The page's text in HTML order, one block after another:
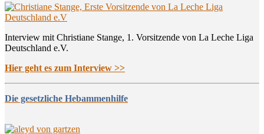
Interview mit Christiane Stange, 1. Vorsitzende von La Leche Liga
Deutschland e.V.
Hier geht es zum Interview >>
Die gesetzliche Hebammenhilfe